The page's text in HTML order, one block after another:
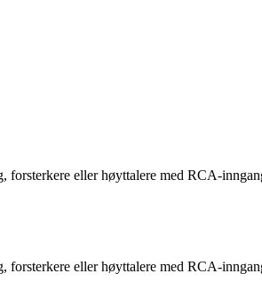
forsterkere eller høyttalere med RCA-
forsterkere eller høyttalere med RCA-